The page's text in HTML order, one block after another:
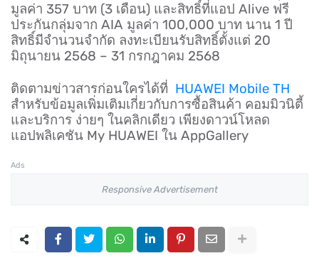
มูลค่า 357 บาท (3 เดือน) และสิทธิ์ที่แอป Alive ฟรี
ประกันกลุ่มจาก AIA มูลค่า 100,000 บาท นาน 1 ปี
สิทธิ์มีจำนวนจำกัด ลงทะเบียนรับสิทธิ์ตั้งแต่ 20
มิถุนายน 2568 – 31 กรกฎาคม 2568
ติดตามข่าวสารก่อนใครได้ที่ HUAWEI Mobile TH
สำหรับข้อมูลเพิ่มเติมเกี่ยวกับการซื้อสินค้า คอมมิวนิตี้
และบริการ ง่ายๆ ในคลิกเดียว เพียงดาวน์โหลด
แอปพลิเคชัน My HUAWEI ใน AppGallery
Ads
Responsive Advertisement